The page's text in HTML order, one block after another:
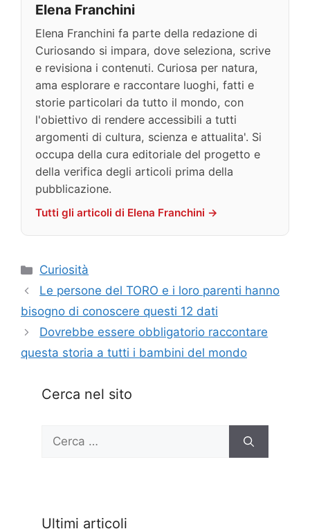
Elena Franchini
Elena Franchini fa parte della redazione di
Curiosando si impara, dove seleziona, scrive
e revisiona i contenuti. Curiosa per natura,
ama esplorare e raccontare luoghi, fatti e
storie particolari da tutto il mondo, con
l'obiettivo di rendere accessibili a tutti
argomenti di cultura, scienza e attualita'. Si
occupa della cura editoriale del progetto e
della verifica degli articoli prima della
pubblicazione.
Tutti gli articoli di Elena Franchini →
Categorie
Curiosità
Le persone del TORO e i loro parenti hanno
bisogno di conoscere questi 12 dati
Dovrebbe essere obbligatorio raccontare
questa storia a tutti i bambini del mondo
Cerca nel sito
Ricerca
Ultimi articoli